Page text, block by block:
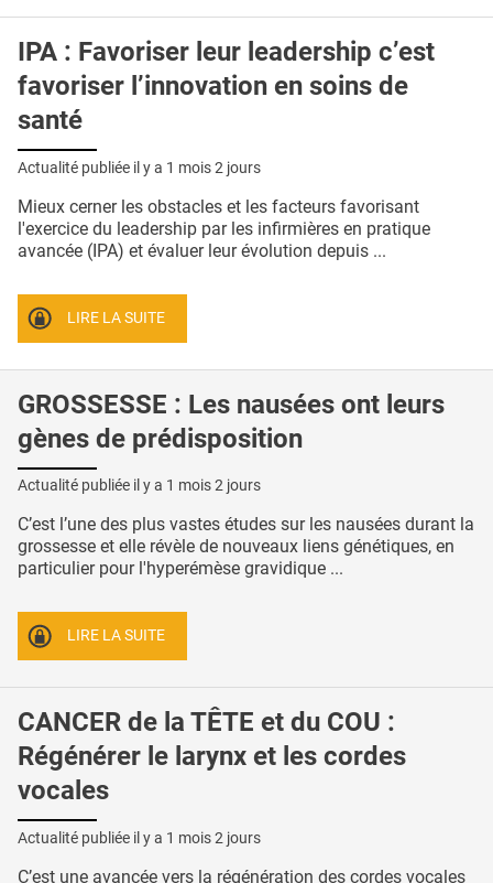
CRÉDITS
IPA : Favoriser leur leadership c’est
favoriser l’innovation en soins de
santé
Actualité publiée il y a 1 mois 2 jours
Mieux cerner les obstacles et les facteurs favorisant
l'exercice du leadership par les infirmières en pratique
avancée (IPA) et évaluer leur évolution depuis ...
LIRE LA SUITE
GROSSESSE : Les nausées ont leurs
gènes de prédisposition
Actualité publiée il y a 1 mois 2 jours
C’est l’une des plus vastes études sur les nausées durant la
grossesse et elle révèle de nouveaux liens génétiques, en
particulier pour l'hyperémèse gravidique ...
LIRE LA SUITE
CANCER de la TÊTE et du COU :
Régénérer le larynx et les cordes
vocales
Actualité publiée il y a 1 mois 2 jours
C’est une avancée vers la régénération des cordes vocales